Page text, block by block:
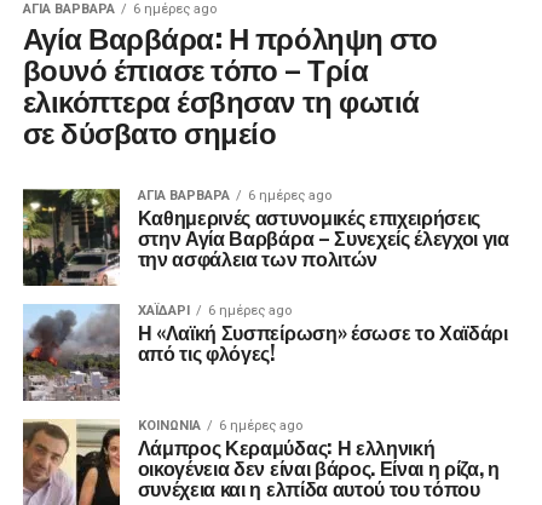
ΑΓΙΑ ΒΑΡΒΑΡΑ 6 ημέρες ago
Αγία Βαρβάρα: Η πρόληψη στο
βουνό έπιασε τόπο – Τρία
ελικόπτερα έσβησαν τη φωτιά
σε δύσβατο σημείο
ΑΓΙΑ ΒΑΡΒΑΡΑ 6 ημέρες ago
Καθημερινές αστυνομικές επιχειρήσεις
στην Αγία Βαρβάρα – Συνεχείς έλεγχοι για
την ασφάλεια των πολιτών
ΧΑΪΔΑΡΙ 6 ημέρες ago
Η «Λαϊκή Συσπείρωση» έσωσε το Χαϊδάρι
από τις φλόγες!
ΚΟΙΝΩΝΊΑ 6 ημέρες ago
Λάμπρος Κεραμύδας: Η ελληνική
οικογένεια δεν είναι βάρος. Είναι η ρίζα, η
συνέχεια και η ελπίδα αυτού του τόπου